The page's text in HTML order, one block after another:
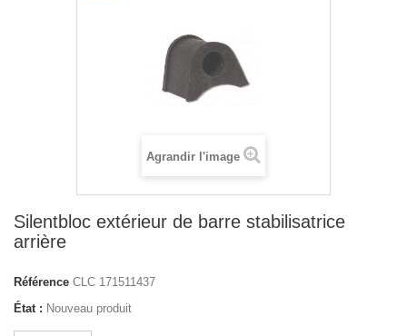
Agrandir l'image
Silentbloc extérieur de barre stabilisatrice
arrière
Référence CLC 171511437
État : Nouveau produit